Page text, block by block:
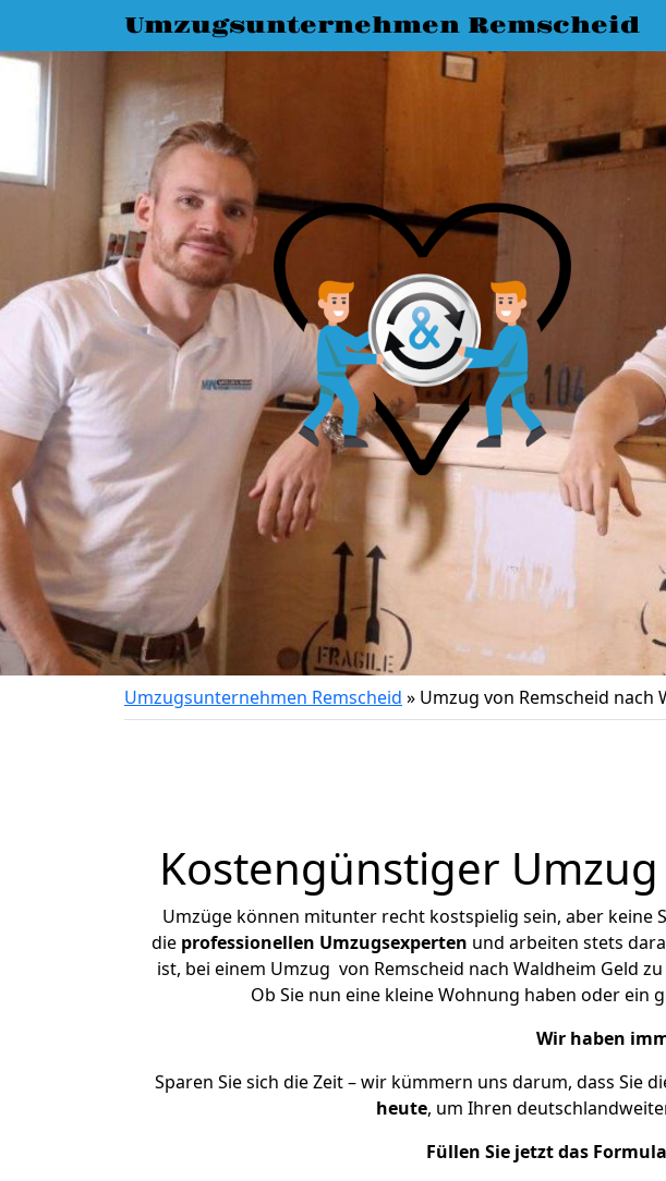
Umzugsunternehmen Remscheid
Umzugsunternehmen Remscheid » Umzug von Remscheid nach
Kostengünstiger
Umzüge können mitunter recht kostspielig sein, aber keine
die professionellen Umzugsexperten und arbeiten stets
ist, bei einem Umzug von Remscheid nach Waldheim Geld
Ob Sie nun eine kleine Wohnung haben oder ein
Wir haben
Sparen Sie sich die Zeit – wir kümmern uns darum, dass Sie
heute, um Ihren
Füllen Sie jetzt das